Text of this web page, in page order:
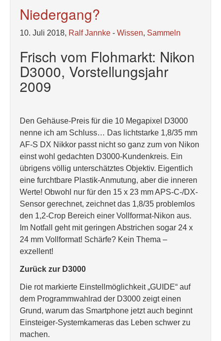
Niedergang?
10. Juli 2018, Ralf Jannke - Wissen, Sammeln
Frisch vom Flohmarkt: Nikon
D3000, Vorstellungsjahr
2009
Den Gehäuse-Preis für die 10 Megapixel D3000
nenne ich am Schluss… Das lichtstarke 1,8/35 mm
AF-S DX Nikkor passt nicht so ganz zum von Nikon
einst wohl gedachten D3000-Kundenkreis. Ein
übrigens völlig unterschätztes Objektiv. Eigentlich
eine furchtbare Plastik-Anmutung, aber die inneren
Werte! Obwohl nur für den 15 x 23 mm APS-C-/DX-
Sensor gerechnet, zeichnet das 1,8/35 problemlos
den 1,2-Crop Bereich einer Vollformat-Nikon aus.
Im Notfall geht mit geringen Abstrichen sogar 24 x
24 mm Vollformat! Schärfe? Kein Thema –
exzellent!
Zurück zur D3000
Die rot markierte Einstellmöglichkeit „GUIDE“ auf
dem Programmwahlrad der D3000 zeigt einen
Grund, warum das Smartphone jetzt auch beginnt
Einsteiger-Systemkameras das Leben schwer zu
machen.